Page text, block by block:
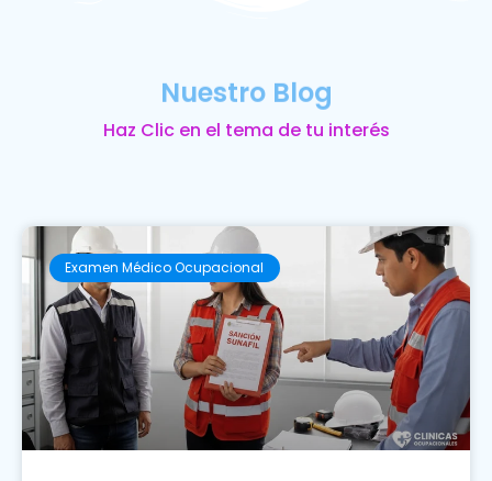
Nuestro Blog
Haz Clic en el tema de tu interés
Examen Médico Ocupacional